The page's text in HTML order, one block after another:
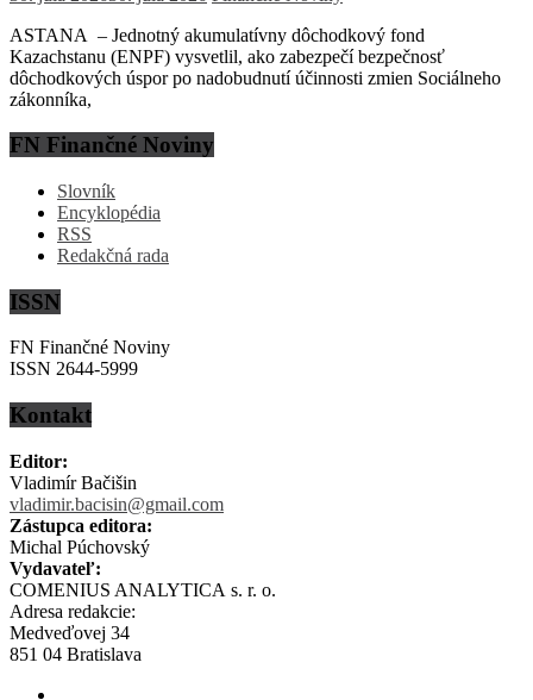
ASTANA – Jednotný akumulatívny dôchodkový fond
Kazachstanu (ENPF) vysvetlil, ako zabezpečí bezpečnosť
dôchodkových úspor po nadobudnutí účinnosti zmien Sociálneho
zákonníka,
FN Finančné Noviny
Slovník
Encyklopédia
RSS
Redakčná rada
ISSN
FN Finančné Noviny
ISSN 2644-5999
Kontakt
Editor:
Vladimír Bačišin
vladimir.bacisin@gmail.com
Zástupca editora:
Michal Púchovský
Vydavateľ:
COMENIUS ANALYTICA s. r. o.
Adresa redakcie:
Medveďovej 34
851 04 Bratislava